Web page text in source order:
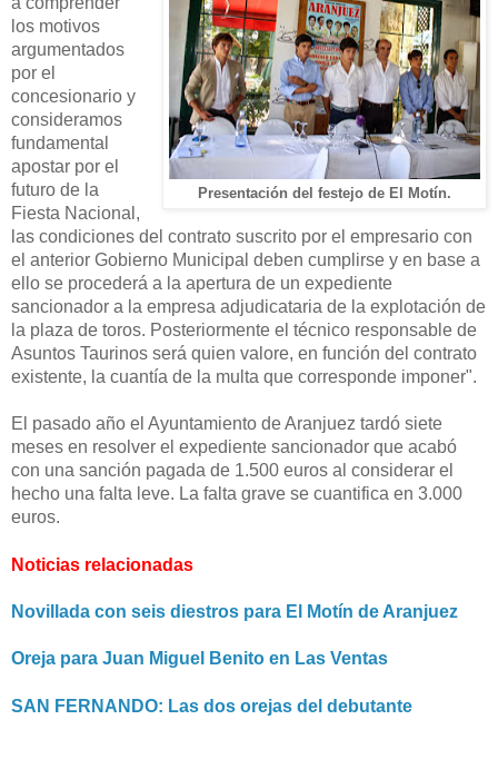
Presentación del festejo de El Motín.
los motivos
argumentados
por el
concesionario y
consideramos
fundamental
apostar por el
futuro de la
Fiesta Nacional,
las condiciones del contrato suscrito por el empresario con
el anterior Gobierno Municipal deben cumplirse y en base a
ello se procederá a la apertura de un expediente
sancionador a la empresa adjudicataria de la explotación de
la plaza de toros. Posteriormente el técnico responsable de
Asuntos Taurinos será quien valore, en función del contrato
existente, la cuantía de la multa que corresponde imponer".
El pasado año el Ayuntamiento de Aranjuez tardó siete
meses en resolver el expediente sancionador que acabó
con una sanción pagada de 1.500 euros al considerar el
hecho una falta leve. La falta grave se cuantifica en 3.000
euros.
Noticias relacionadas
Novillada con seis diestros para El Motín de Aranjuez
Oreja para Juan Miguel Benito en Las Ventas
SAN FERNANDO: Las dos orejas del debutante